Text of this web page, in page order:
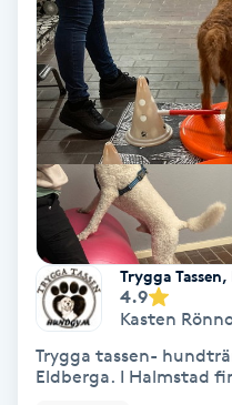
Klangmassage
Klippning
Klippning & Slingor
Klippning ungdom
Koppningsmassage
Kosmetisk tatuering
Kostrådgivning
Trygga
4.9
Kasten
Trygga tassen-
Eldberga. I Halmstad